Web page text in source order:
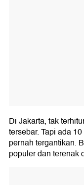
Di Jakarta, tak
tersebar. Tapi ada
pernah tergantikan.
populer dan terenak